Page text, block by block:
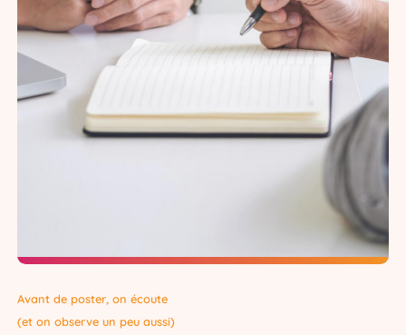
Avant de poster, on écoute
(et on observe un peu aussi)